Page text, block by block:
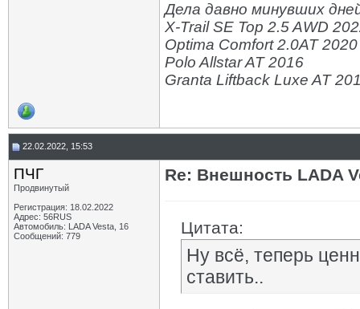
Дела давно минувших
X-Trail SE Top 2.5 AWD
Optima Comfort 2.0AT 2020
Polo Allstar AT 2016
Granta Liftback Luxe AT
22.02.2022, 15:53
ПЧГ
Продвинутый
Регистрация: 18.02.2022
Адрес: 56RUS
Автомобиль: LADA Vesta, 16
Сообщений: 779
Re: Внешность LADA
Цитата:
Ну всё, теперь
ставить..